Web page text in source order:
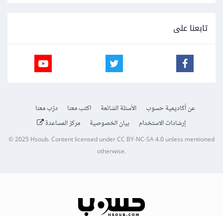
تابعنا على
عن أكاديمية حسوب الأسئلة الشائعة اكتب معنا
درّب معنا
إرشادات الاستخدام
بيان الخصوصية مركز المساعدة
© 2025Hsoub.Content licensed underCC BY-NC-SA 4.0unless mentioned
otherwise.